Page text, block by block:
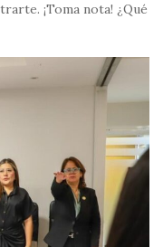
¡Toma nota! ¿Qué